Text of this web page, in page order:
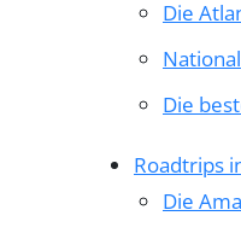
Die
Die
Roadtrips
Die